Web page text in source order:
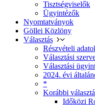
Tisztségviselők
Ügyintézők
Nyomtatványok
Göllei Közlöny
Választás
Részvételi
Választási
Választási
2024. évi
*
Korábbi
Időközi